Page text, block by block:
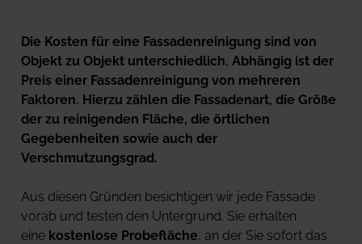
Die Kosten für eine Fassadenreinigung sind von
Objekt zu Objekt unterschiedlich. Abhängig ist der
Preis einer Fassadenreinigung von mehreren
Faktoren. Hierzu zählen die Fassadenart, die Größe
der zu reinigenden Fläche, die örtlichen
Gegebenheiten sowie auch der
Verschmutzungsgrad.
Aus diesen Gründen besichtigen wir jede Fassade
vorab und testen den Untergrund. Sie erhalten
eine kostenlose Probefläche, an der Sie sofort das